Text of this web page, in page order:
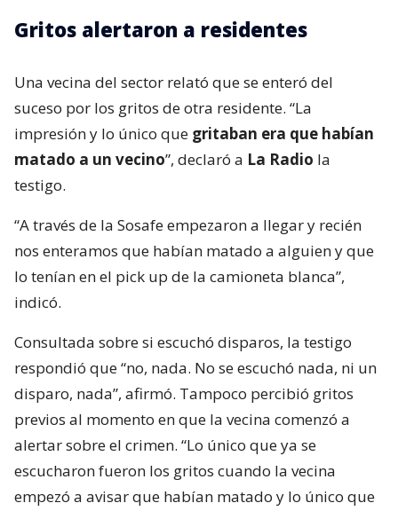
Gritos alertaron a residentes
Una vecina del sector relató que se enteró del
suceso por los gritos de otra residente. “La
impresión y lo único que gritaban era que habían
matado a un vecino”, declaró a La Radio la
testigo.
“A través de la Sosafe empezaron a llegar y recién
nos enteramos que habían matado a alguien y que
lo tenían en el pick up de la camioneta blanca”,
indicó.
Consultada sobre si escuchó disparos, la testigo
respondió que “no, nada. No se escuchó nada, ni un
disparo, nada”, afirmó. Tampoco percibió gritos
previos al momento en que la vecina comenzó a
alertar sobre el crimen. “Lo único que ya se
escucharon fueron los gritos cuando la vecina
empezó a avisar que habían matado y lo único que